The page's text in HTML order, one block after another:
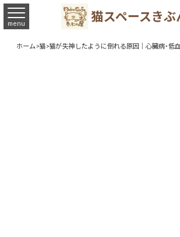
猫スペースきぶ
menu
ホーム>猫>猫が失神したように倒れる原因｜心臓病・低